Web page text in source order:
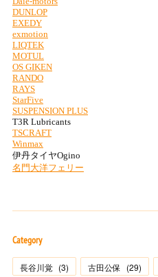
Category
長谷川覚 (3) 古田公保 (29)